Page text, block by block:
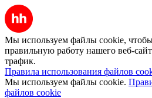
Мы используем файлы cookie, чтобы
правильную работу нашего веб-
трафик.
Правила использования файлов
Мы используем файлы cookie.
файлов cookie